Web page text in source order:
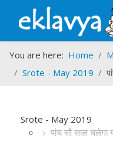
You are here: Home
Srote - May 2019
Srote - May 2019
पांच सौ साल चलेगा